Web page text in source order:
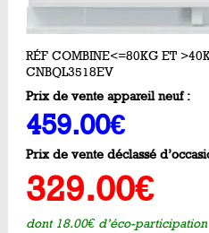
RÉF COMBINE<=80KG ET
CNBQL3518EV
Prix de vente appareil neuf :
459.00€
Prix de vente déclassé
329.00€
dont 18.00€ d’éco-participation